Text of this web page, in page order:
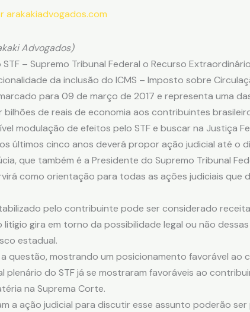
arakakiadvogados.com
Advogados)
– Supremo Tribunal Federal o Recurso
da inclusão do ICMS – Imposto sobre
para 09 de março de 2017 e representa uma
de reais de economia aos contribuintes
modulação de efeitos pelo STF e buscar na Justiça
últimos cinco anos deverá propor ação judicial até o
que também é a Presidente do Supremo Tribunal
como orientação para todas as ações judiciais que
pelo contribuinte pode ser considerado
litígio gira em torno da possibilidade legal ou não
estadual.
a questão, mostrando um posicionamento favorável
do STF já se mostraram favoráveis ao
na Suprema Corte.
a ação judicial para discutir esse assunto poderão